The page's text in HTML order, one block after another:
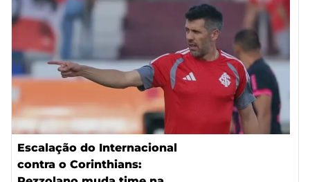
Escalação do Internacional
contra o Corinthians: